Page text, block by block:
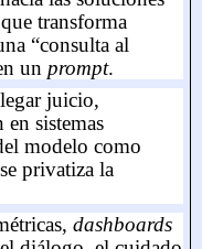
transforma
“consulta al
un prompt.
juicio,
sistemas
modelo como
privatiza la
dashboards